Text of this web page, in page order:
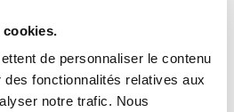
de personnaliser le contenu
fonctionnalités relatives aux
notre trafic. Nous
À MA LISTE D'ENVIES